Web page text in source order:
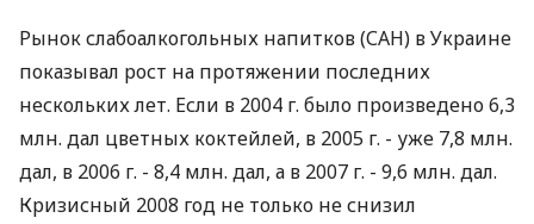
Рынок слабоалкогольных напитков (САН) в Украине
показывал рост на протяжении последних
нескольких лет. Если в 2004 г. было произведено 6,3
млн. дал цветных коктейлей, в 2005 г. - уже 7,8 млн.
дал, в 2006 г. - 8,4 млн. дал, а в 2007 г. - 9,6 млн. дал.
Кризисный 2008 год не только не снизил